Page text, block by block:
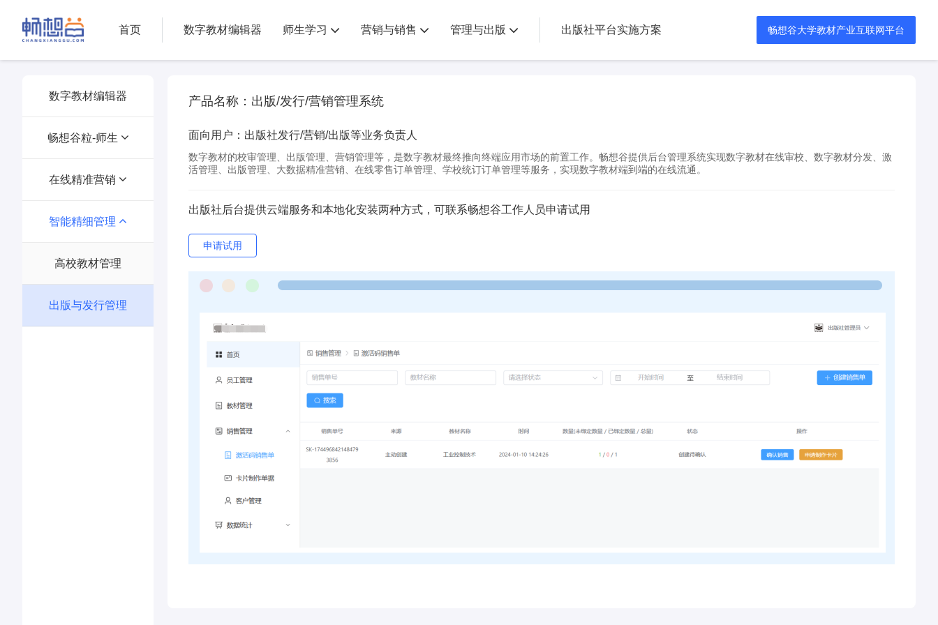
首页 数字教材编辑器 师生学习 营销与销售 管理与出版 出版社平台实施方案 畅想谷大学教材产业互联网平台
数字教材编辑器
畅想谷粒-师生
畅想谷粒-教师
畅想谷粒-学生
在线精准营销
在线精准营销
数字教材统订
数字教材零售
智能精细管理
高校教材管理
出版与发行管理
产品名称：出版/发行/营销管理系统
面向用户：出版社发行/营销/出版等业务负责人
数字教材的校审管理、出版管理、营销管理等，是数字教材最终推向终端应用市场的前置工作。畅想谷提供后台管理系统实现数字教材在线审校、数字教材分发、激
活管理、出版管理、大数据精准营销、在线零售订单管理、学校统订订单管理等服务，实现数字教材端到端的在线流通。
出版社后台提供云端服务和本地化安装两种方式，可联系畅想谷工作人员申请试用
申请试用